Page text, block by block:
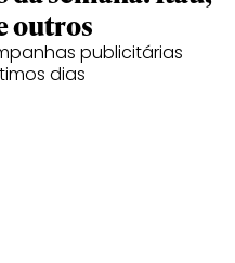
outros
publicitárias
dias